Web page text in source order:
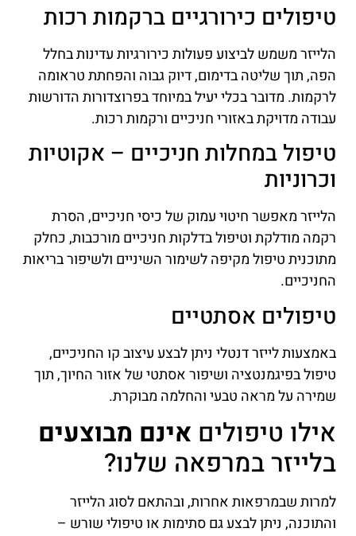
טיפולים כירורגיים ברקמות רכות
הלייזר משמש לביצוע פעולות כירורגיות עדינות בחלל
הפה, תוך שליטה בדימום, דיוק גבוה והפחתת טראומה
לרקמות. מדובר בכלי יעיל במיוחד בפרוצדורות הדורשות
עבודה מדויקת באזורי חניכיים ורקמות רכות.
טיפול במחלות חניכיים – אקוטיות
וכרוניות
הלייזר מאפשר חיטוי עמוק של כיסי חניכיים, הסרת
רקמה מודלקת וטיפול בדלקות חניכיים מורכבות, כחלק
מתוכנית טיפול מקיפה לשימור השיניים ולשיפור בריאות
החניכיים.
טיפולים אסתטיים
באמצעות לייזר דנטלי ניתן לבצע עיצוב קו החניכיים,
טיפול בפיגמנטציה ושיפור אסתטי של אזור החיוך, תוך
שמירה על מראה טבעי והחלמה מבוקרת.
אילו טיפולים אינם מבוצעים
בלייזר במרפאה שלנו?
למרות שבמרפאות אחרות, ובהתאם לסוג הלייזר
והתוכנה, ניתן לבצע גם סתימות או טיפולי שורש –